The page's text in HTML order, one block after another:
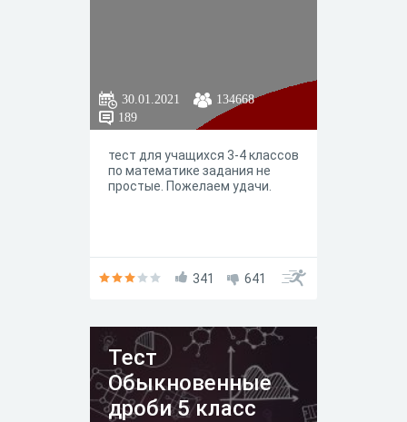
30.01.2021
134668
189
тест для учащихся 3-4 классов
по математике задания не
простые. Пожелаем удачи.
341 641
Тест
Обыкновенные
дроби 5 класс